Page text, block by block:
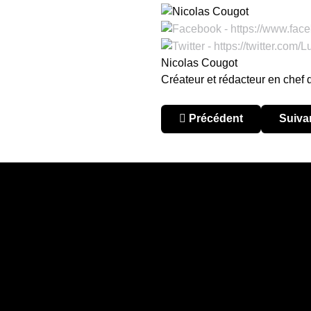
Nicolas Cougot
Créateur et rédacteur en chef
Article précédent :
Précédent